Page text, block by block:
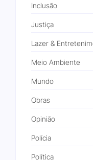
Inclusão
Justiça
Lazer &
Meio Ambiente
Mundo
Obras
Opinião
Polícia
Política